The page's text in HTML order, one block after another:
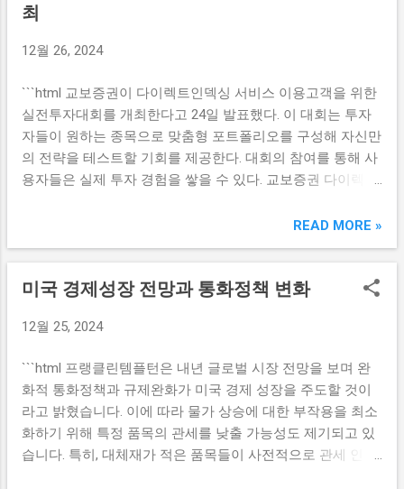
사와의 소통 필요성 EU 규제의 복잡성과 변화무쌍한 시장 환
대응 전략을 수립해야 합니다. 특히, 현지 시장의 특성 및 소
인 미팅, 보고서 공유 및 다양한 채널을 통한 소통이 필요합니
다. 한국 본사의 높은 수준의 정보를 바...
동시에 사회적 책임을 다하고자 하는 KB증권의 의지를 나타
치를 창출하는 과정으로, 최근 패션 산업에서 주목받고 있습
이 과정에 참여했으며, 이는 회사의 사회적 이미지와 환경 보
호 의식을 높이는 데 기여하고 있습니다. 이렇게 만들어진 패
션 굿즈는 아동권리보장원에 전달되어 도움이 필요한 아동들
에게 직접적으로 사용되며, 이를 통해 기부한 임직원들의 기
쁨과 보람도 함께 느낄 수 있는 기회가 되었습니다. KB증권은
나갈 계획입니다. 임직원 기부의 의미와 영향 임직원들이 자
발적으로 기부한 청바지는 단순한 의류가 아닌, 그 뒤에 담긴
이 자신의 소중한 자산을 나누고 싶어 하는 의지를 반영하며,
할을 합니다. KB증권의 이러한 기부 문화는 임직원들의 참여
로 나아가고 있습니다. 또한, 이러한 활동은 고객 및 이해관계
자들에게 긍정적인 기업 이미지를 각인시키고, 기업의 브랜
드 가치를 높이는 데 기여합니다. 이런 기부 활동을 통해 정보
공유와 ...
최
12월 26, 2024
```html 교보증권이 다이렉트인덱싱 서비스 이용고객을 위한
실전투자대회를 개최한다고 24일 발표했다. 이 대회는 투자
자들이 원하는 종목으로 맞춤형 포트폴리오를 구성해 자신만
의 전략을 테스트할 기회를 제공한다. 대회의 참여를 통해 사
용자들은 실제 투자 경험을 쌓을 수 있다. 교보증권 다이렉트
맞춤형 포트폴리오를 구성할 수 있는 기회를 제공합니다. 기
각 투자자가 원하는 종목에 집중할 수 있는 유연성을 지원합
니다. 이러한 서비스는 특히 개인 투자자들에게 더욱 라는 점
자가 가능한 전략을 통해 장기적인 성과를 추구할 수 있다는
하게 대응하고, 위험을 분산시킬 수 있습니다. 따라서 다이렉
트인덱싱은 투자자의 성향에 맞는 최적의 포트폴리오를 구성
할 수 있는 매력적인 선택지로 자리매김하고 있습니다. 또한,
교보증권은 다이렉트인덱싱 서비스를 통해 고객에게 다양한
투자 전략을 제공하고 있습니다. 각 투자자는 자신의 목표와
READ MORE »
미국 경제성장 전망과 통화정책 변화
12월 25, 2024
```html 프랭클린템플턴은 내년 글로벌 시장 전망을 보며 완
화적 통화정책과 규제완화가 미국 경제 성장을 주도할 것이
라고 밝혔습니다. 이에 따라 물가 상승에 대한 부작용을 최소
화하기 위해 특정 품목의 관세를 낮출 가능성도 제기되고 있
습니다. 특히, 대체재가 적은 품목들이 사전적으로 관세 인하